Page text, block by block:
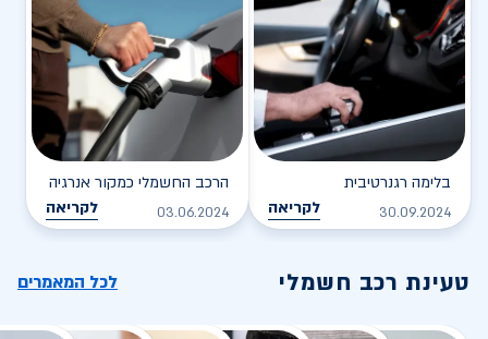
בלימה רגנרטיבית
30.09.2024 לקריאה
הרכב החשמלי כמקור אנרגיה
03.06.2024 לקריאה
טעינת רכב חשמלי לכל המאמרים